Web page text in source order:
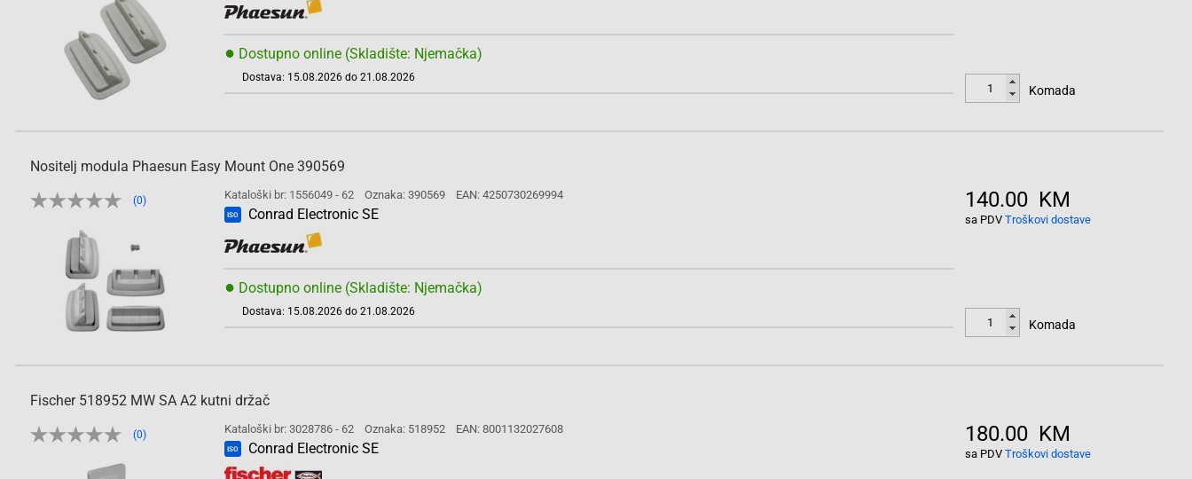
● Dostupno online (Skladište: Njemačka)
Dostava: 15.08.2026 do 21.08.2026
Komada
Nositelj modula Phaesun Easy Mount One 390569
(0) Kataloški br: 1556049 - 62 Oznaka: 390569 EAN: 4250730269994
ISO Conrad Electronic SE
● Dostupno online (Skladište: Njemačka)
Dostava: 15.08.2026 do 21.08.2026
140.00 KM
sa PDV Troškovi dostave
Komada
Fischer 518952 MW SA A2 kutni držač
(0) Kataloški br: 3028786 - 62 Oznaka: 518952 EAN: 8001132027608
ISO Conrad Electronic SE
180.00 KM
sa PDV Troškovi dostave